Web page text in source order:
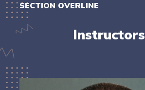
SECTION OVERLINE
Instructors